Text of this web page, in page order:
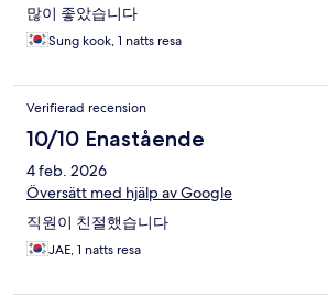
많이 좋았습니다
Sung kook, 1 natts resa
Verifierad recension
10/10 Enastående
4 feb. 2026
Översätt med hjälp av Google
직원이 친절했습니다
JAE, 1 natts resa